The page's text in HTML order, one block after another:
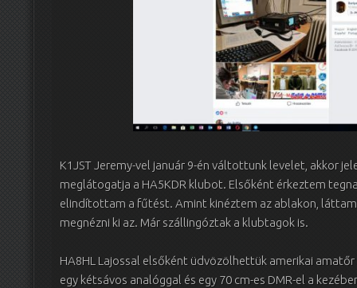
K1JST Jeremy-vel január 9-én váltottunk levelet, akkor
meglátogatja a HA5KDR klubot. Elsőként érkeztem
elindítottam a fűtést. Amint kinéztem az ablakon,
megnézni ki az. Már szállingóztak a klubtagok is.
HA8HL Lajossal elsőként üdvözölhettük amerikai
egy kétsávos analóggal és egy 70 cm-es DMR-el a